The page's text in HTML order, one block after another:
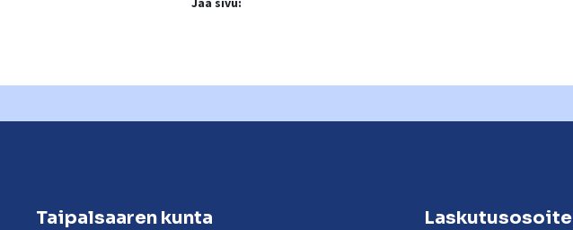
Jaa sivu:
Taipalsaaren kunta Laskutusosoite